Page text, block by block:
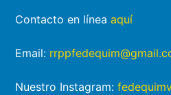
Contacto en líneaaquí
Email:
Nuestro Instagram: